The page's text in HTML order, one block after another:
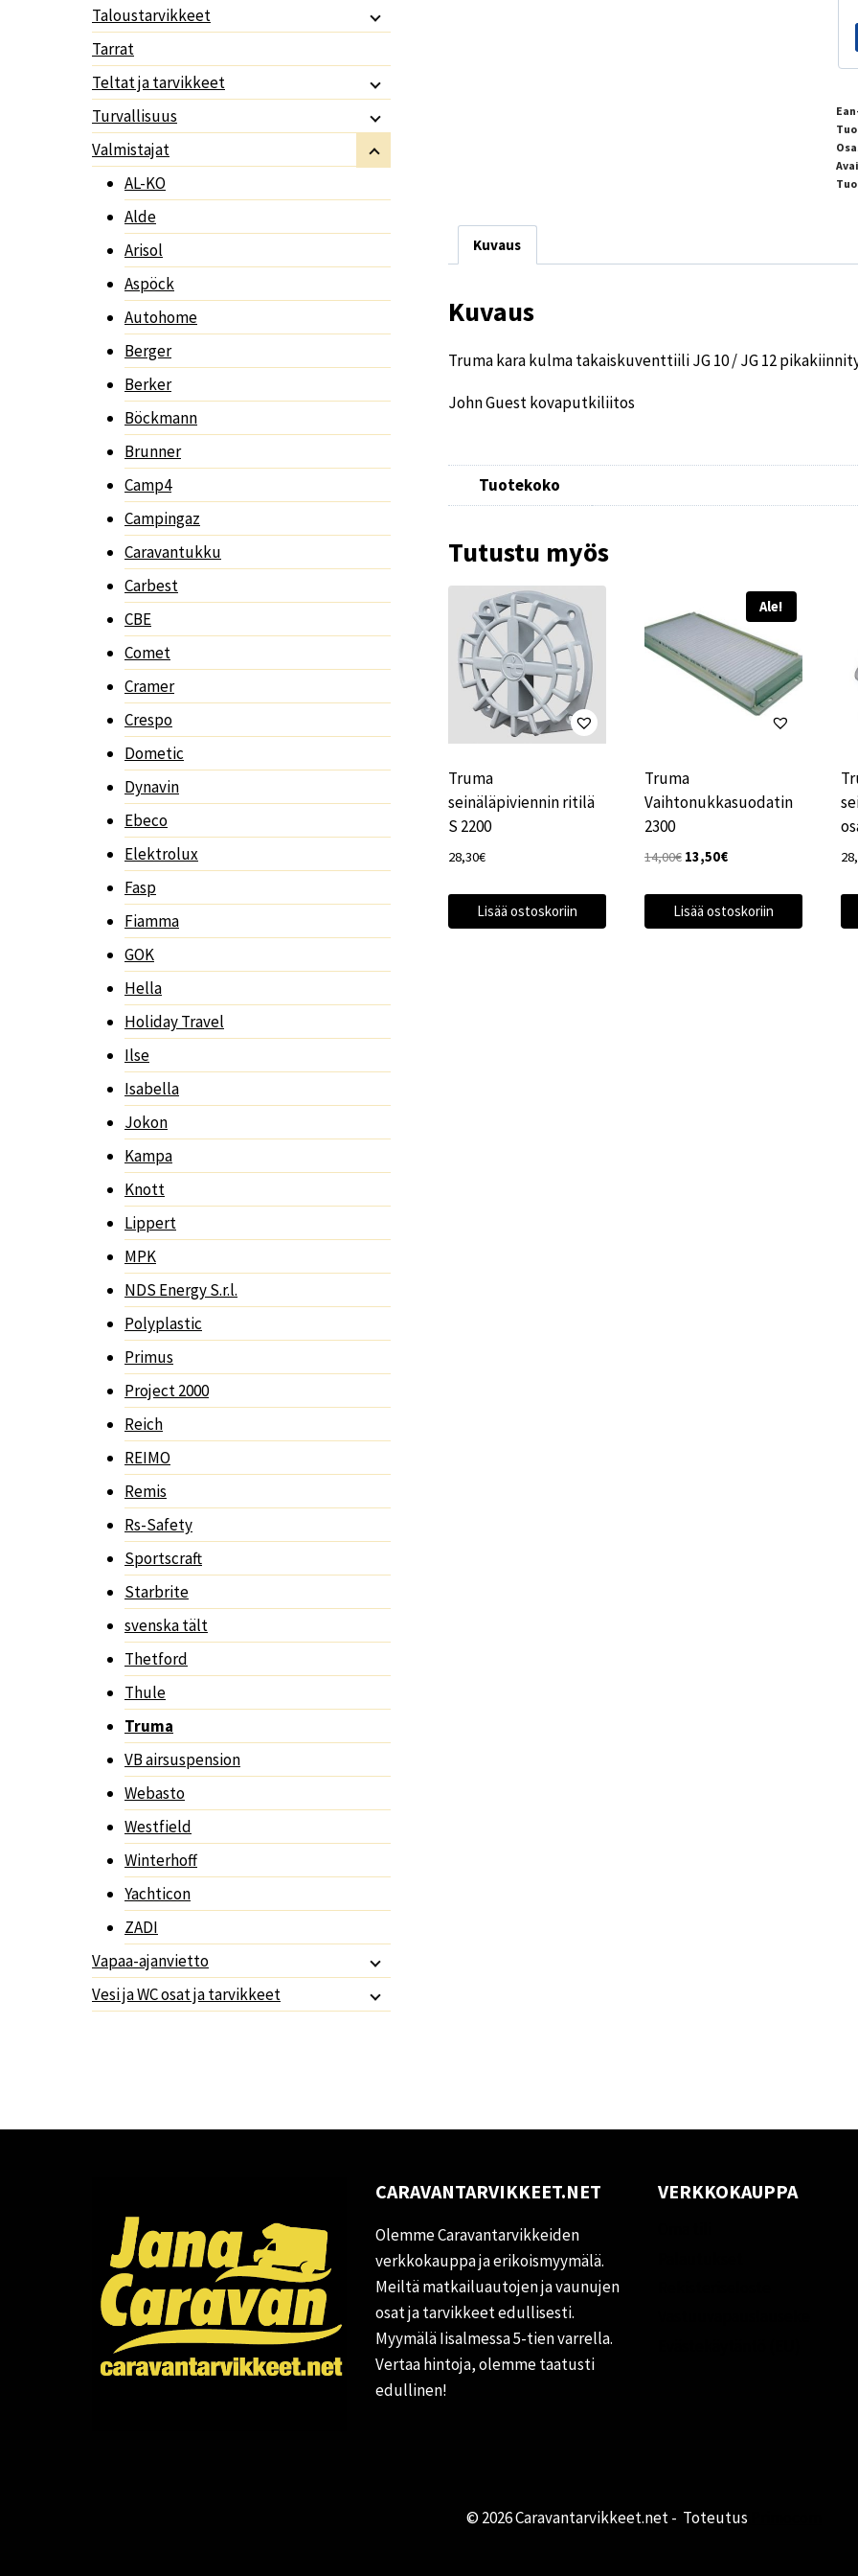
Kuvaus
Kuvaus
Truma kara kulma takaiskuventtiili JG 10 / JG 12
John Guest kovaputkiliitos
Tuotekoko
Tutustu myös
Truma
seinäläpiviennin ritilä
S 2200
28,30€
Lisää ostoskoriin
Ale!
Truma
Vaihtonukkasuodatin
2300
14,00€ Alkuperäinen
oli:
14,00€.
13,50€Nykyinen
on:
13,50€.
Lisää ostoskoriin
Taloustarvikkeet
Tarrat
Teltat ja tarvikkeet
Turvallisuus
Valmistajat
AL-KO
Alde
Arisol
Aspöck
Autohome
Berger
Berker
Böckmann
Brunner
Camp4
Campingaz
Caravantukku
Carbest
CBE
Comet
Cramer
Crespo
Dometic
Dynavin
Ebeco
Elektrolux
Fasp
Fiamma
GOK
Hella
Holiday Travel
Ilse
Isabella
Jokon
Kampa
Knott
Lippert
MPK
NDS Energy S.r.l.
Polyplastic
Primus
Project 2000
Reich
REIMO
Remis
Rs-Safety
Sportscraft
Starbrite
svenska tält
Thetford
Thule
Truma
VB airsuspension
Webasto
Westfield
Winterhoff
Yachticon
ZADI
Vapaa-ajanvietto
Vesi ja WC osat ja tarvikkeet
CARAVANTARVIKKEET.NET
Olemme Caravantarvikkeiden
verkkokauppa ja erikoismyymälä.
Meiltä matkailuautojen ja vaunujen
osat ja tarvikkeet edullisesti.
Myymälä Iisalmessa 5-tien varrella.
Vertaa hintoja, olemme taatusti
edullinen!
VERKKOKAUPPA
© 2026 Caravantarvikkeet.net - Toteutus